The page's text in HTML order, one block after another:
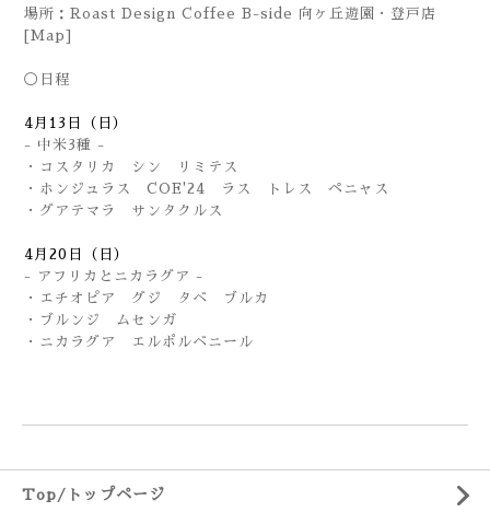
場所：Roast Design Coffee B-side 向ヶ丘遊園・登戸店
[Map]
◯日程
4月13日（日）
- 中米3種 -
・コスタリカ シン リミテス
・ホンジュラス COE'24 ラス トレス ペニャス
・グアテマラ サンタクルス
4月20日（日）
- アフリカとニカラグア -
・エチオピア グジ タベ ブルカ
・ブルンジ ムセンガ
・ニカラグア エルポルベニール
Top/トップページ